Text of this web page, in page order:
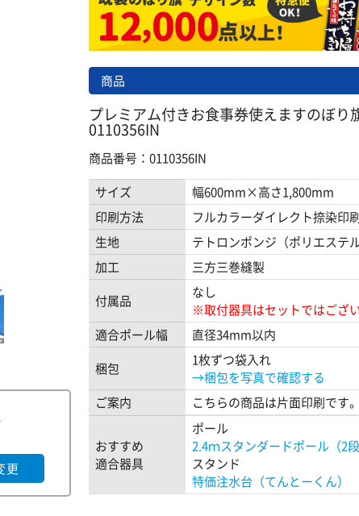
更
商品
プレミアム付きお食事券使えますのぼり
0110356IN
商品番号：0110356IN
サイズ
幅600mm×高さ1,800mm
印刷方法
フルカラーダイレクト捺染印
生地
テトロンポンジ（ポリエステル
加工
三方三巻縫製
付属品
なし
※取付器具はセットではござい
適合ポール幅
直径34mm以内
梱包
1枚ずつ袋入れ
→梱包を写真で確認する
ご案内
こちらの商品は片面印刷です。
おすすめ
適合器具
ポール
2.4ｍスタンダードポール（2段
スタンド
特価注水台（てんとーくん）